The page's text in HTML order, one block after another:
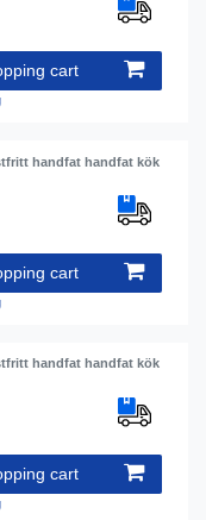
cart
handfat handfat kök
cart
handfat handfat kök
cart